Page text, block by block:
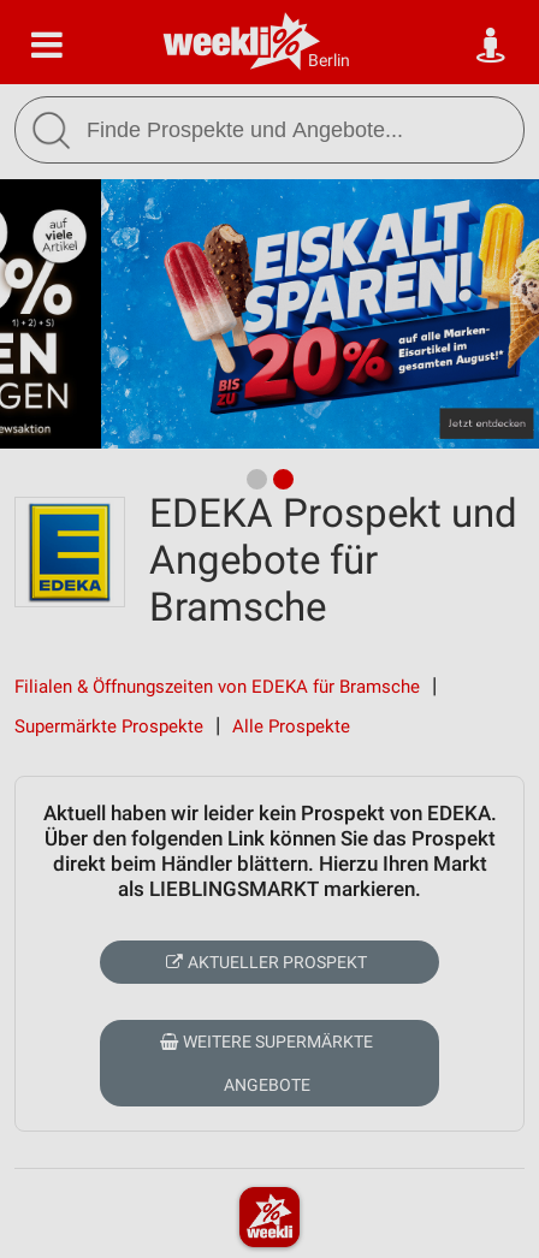
Berlin
EDEKA Prospekt und
Angebote für
Bramsche
Filialen & Öffnungszeiten von EDEKA für Bramsche
Supermärkte Prospekte
Alle Prospekte
Aktuell haben wir leider kein Prospekt von EDEKA.
Über den folgenden Link können Sie das Prospekt
direkt beim Händler blättern. Hierzu Ihren Markt
als LIEBLINGSMARKT markieren.
AKTUELLER PROSPEKT
WEITERE SUPERMÄRKTE
ANGEBOTE